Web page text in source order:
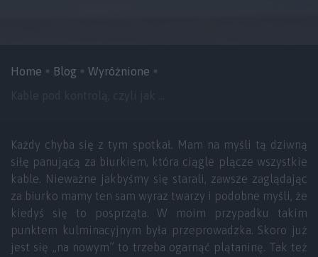
Home Blog
Wyróżnione
Każdy chyba się z tym spotkał. Mam na myśli tą dziwną
siłę panującą za biurkiem, która ciągle plącze wszystkie
kable. Nieważne jakbyśmy się starali, zawsze zaglądając
za biurko mamy ten sam wyraz twarzy i podobne myśli, że
kiedyś się to posprząta. W moim przypadku takim
punktem kulminacyjnym była przeprowadzka. Skoro już
jest się „na nowym” to trzeba ogarnąć plątaninę. Tak też